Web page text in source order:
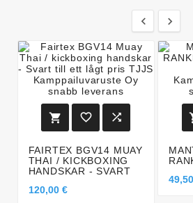
 
  
FAIRTEX BGV14 MUAY
THAI / KICKBOXING
HANDSKAR - SVART
120,00 €